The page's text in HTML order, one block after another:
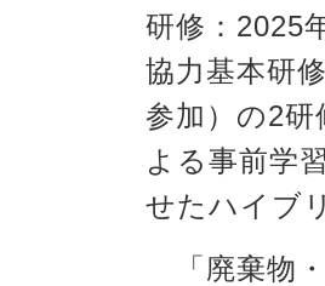
研修：2025
協力基本研
参加）の2
よる事前学
せたハイブ
「廃棄物